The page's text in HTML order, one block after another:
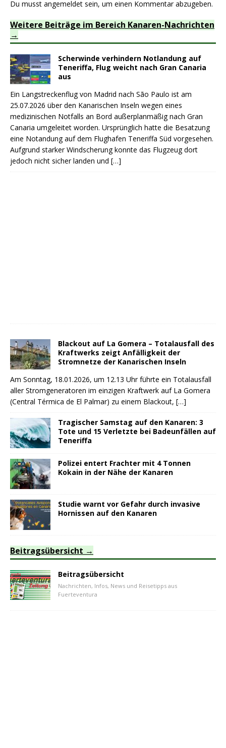
Du musst angemeldet sein, um einen Kommentar abzugeben.
Weitere Beiträge im Bereich Kanaren-Nachrichten
Scherwinde verhindern Notlandung auf
Teneriffa, Flug weicht nach Gran Canaria
aus
Ein Langstreckenflug von Madrid nach São Paulo ist am
25.07.2026 über den Kanarischen Inseln wegen eines
medizinischen Notfalls an Bord außerplanmäßig nach Gran
Canaria umgeleitet worden. Ursprünglich hatte die Besatzung
eine Notandung auf dem Flughafen Teneriffa Süd vorgesehen.
Aufgrund starker Windscherung konnte das Flugzeug dort
jedoch nicht sicher landen und […]
Blackout auf La Gomera – Totalausfall des
Kraftwerks zeigt Anfälligkeit der
Stromnetze der Kanarischen Inseln
Am Sonntag, 18.01.2026, um 12.13 Uhr führte ein Totalausfall
aller Stromgeneratoren im einzigen Kraftwerk auf La Gomera
(Central Térmica de El Palmar) zu einem Blackout, […]
Tragischer Samstag auf den Kanaren: 3
Tote und 15 Verletzte bei Badeunfällen auf
Teneriffa
Polizei entert Frachter mit 4 Tonnen
Kokain in der Nähe der Kanaren
Studie warnt vor Gefahr durch invasive
Hornissen auf den Kanaren
Beitragsübersicht
Beitragsübersicht
Nachrichten, Infos, News und Reisetipps aus
Fuerteventura